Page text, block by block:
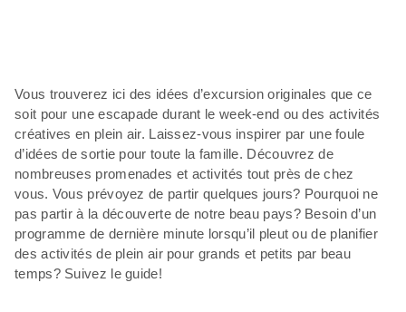
Vous trouverez ici des idées d’excursion originales que ce
soit pour une escapade durant le week-end ou des activités
créatives en plein air. Laissez-vous inspirer par une foule
d’idées de sortie pour toute la famille. Découvrez de
nombreuses promenades et activités tout près de chez
vous. Vous prévoyez de partir quelques jours? Pourquoi ne
pas partir à la découverte de notre beau pays? Besoin d’un
programme de dernière minute lorsqu’il pleut ou de planifier
des activités de plein air pour grands et petits par beau
temps? Suivez le guide!